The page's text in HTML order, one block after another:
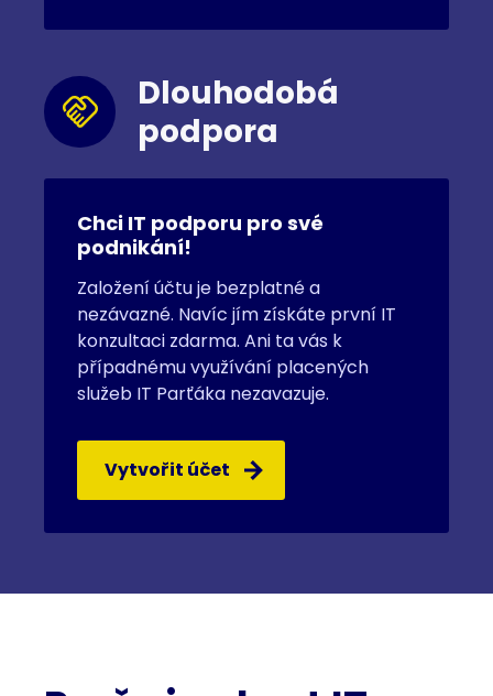
Dlouhodobá
podpora
Chci IT podporu pro své
podnikání!
Založení účtu je bezplatné a
nezávazné. Navíc jím získáte první IT
konzultaci zdarma. Ani ta vás k
případnému využívání placených
služeb IT Parťáka nezavazuje.
Vytvořit účet